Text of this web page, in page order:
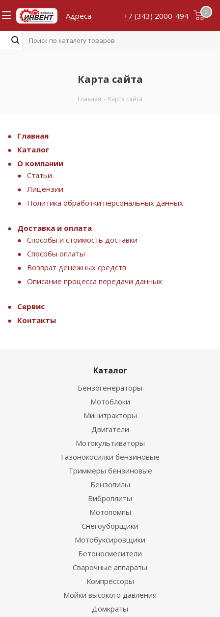
Адреса 0
+7 (343) 2000-494
Карта сайта
Главная - Карта сайта
Главная
Каталог
О компании
Статьи
Лицензии
Политика обработки персональных данных
Доставка и оплата
Способы и стоимость доставки
Способы оплаты
Возврат денежных средств
Описание процесса передачи данных
Сервис
Контакты
Каталог
Бензогенераторы
Мотоблоки
Минитракторы
Двигатели
Мотокультиваторы
Газонокосилки бензиновые
Триммеры бензиновые
Бензопилы
Виброплиты
Мотопомпы
Снегоуборщики
Мотобуксировщики
Бетоносмесители
Сварочные аппараты
Компрессоры
Мойки высокого давления
Домкраты